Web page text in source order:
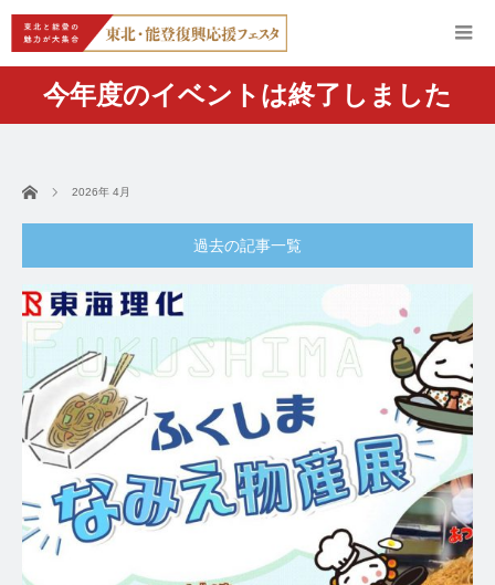
今年度のイベントは終了しました
ホーム 2026年 4月
過去の記事一覧